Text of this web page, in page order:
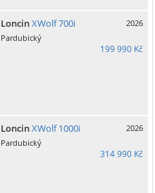
LoncinXWolf 700i
2026
Pardubický
199 990 Kč
LoncinXWolf 1000i
2026
Pardubický
314 990 Kč